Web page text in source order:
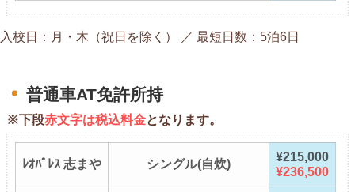
入校日：月・木（祝日を除く） ／ 最短日数：5泊6日
普通車AT免許所持
※下段赤文字は税込料金となります。
ﾚｵﾊﾟﾚｽ 志まや シングル(自炊)
¥215,000
¥236,500